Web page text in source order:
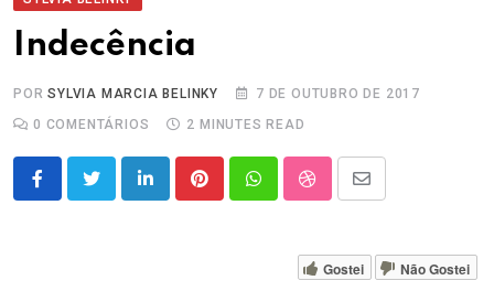
Indecência
PORSYLVIA MARCIA BELINKY
7 DE OUTUBRO DE 2017
0 COMENTÁRIOS 2 MINUTES READ
LinkedInPinterestWhatsappStumbleUpon
Share
Email
Gostei Não Gostei